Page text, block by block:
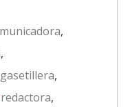
,
gasetillera,
redactora,